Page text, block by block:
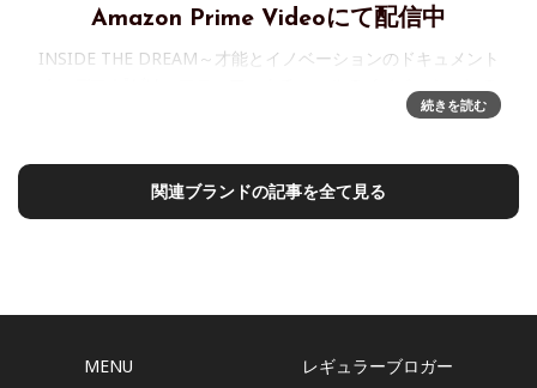
Amazon Prime Videoにて配信中
INSIDE THE DREAM～才能とイノベーションのドキュメント
舞台裏に迫るドキュメンタリー「Inside the Dream」を2026
続きを読む
関連ブランドの記事を全て見る
MENU
レギュラーブロガー